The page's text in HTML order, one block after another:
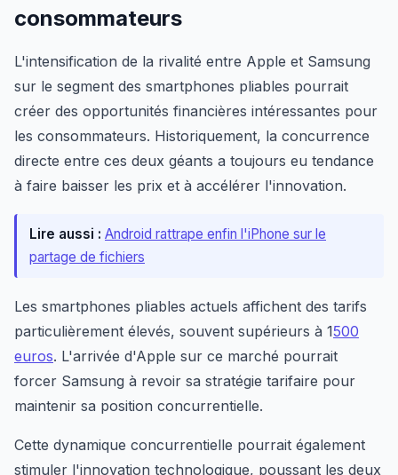
consommateurs
L'intensification de la rivalité entre Apple et Samsung
sur le segment des smartphones pliables pourrait
créer des opportunités financières intéressantes pour
les consommateurs. Historiquement, la concurrence
directe entre ces deux géants a toujours eu tendance
à faire baisser les prix et à accélérer l'innovation.
Lire aussi : Android rattrape enfin l'iPhone sur le
partage de fichiers
Les smartphones pliables actuels affichent des tarifs
particulièrement élevés, souvent supérieurs à 1500
euros. L'arrivée d'Apple sur ce marché pourrait
forcer Samsung à revoir sa stratégie tarifaire pour
maintenir sa position concurrentielle.
Cette dynamique concurrentielle pourrait également
stimuler l'innovation technologique, poussant les deux